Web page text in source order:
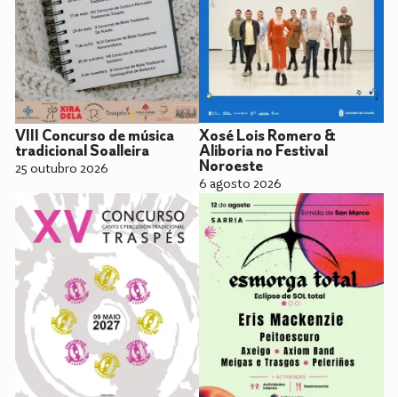
VIII Concurso de música
tradicional Soalleira
25 outubro 2026
Xosé Lois Romero &
Aliboria no Festival
Noroeste
6 agosto 2026